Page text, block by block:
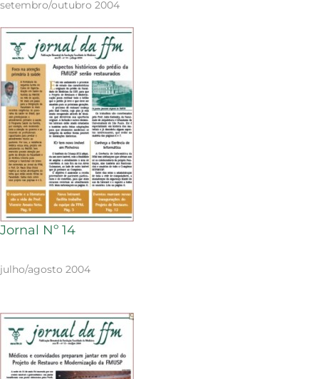
setembro/outubro 2004
Jornal Nº 14
julho/agosto 2004